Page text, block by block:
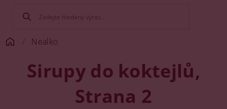
Nealko
Sirupy do koktejlů,
Strana 2